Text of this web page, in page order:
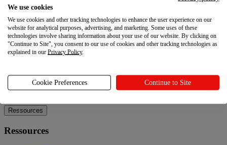
Catalogue produit
Qualité
Créateur de design
Techniques de personnalisation
Explorez
Explorez
Blog
Ressources
Ressources
We use cookies
We use cookies and other tracking technologies to enhance the user experience on our
website for analytical purposes, advertising, and marketing. Some uses of these
technologies involve sharing information about your use of our website. By clicking on
"Continue to Site", you consent to our use of cookies and other tracking technologies as
explained in our Privacy Policy.
Cookie Preferences Continue to Site